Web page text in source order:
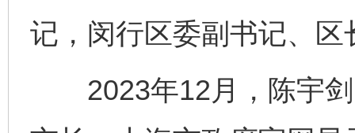
记，闵行区委副书记、
2023年12月，陈宇剑